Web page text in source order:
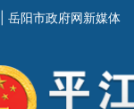
岳阳市政府网新媒体